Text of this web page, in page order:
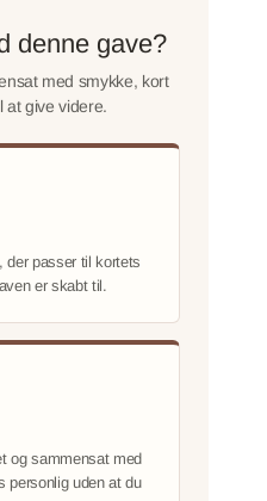
denne gave?
med smykke, kort
give videre.
passer til kortets
er skabt til.
og sammensat med
personlig uden at du